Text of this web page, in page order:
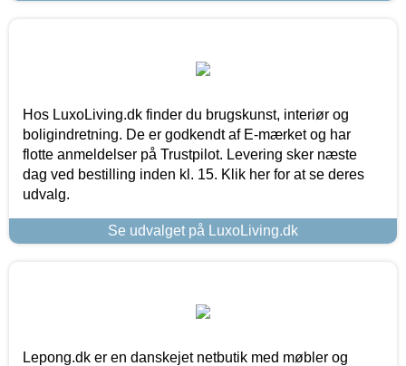
Hos LuxoLiving.dk finder du brugskunst, interiør og
boligindretning. De er godkendt af E-mærket og har
flotte anmeldelser på Trustpilot. Levering sker næste
dag ved bestilling inden kl. 15. Klik her for at se deres
udvalg.
Se udvalget på LuxoLiving.dk
Lepong.dk er en danskejet netbutik med møbler og